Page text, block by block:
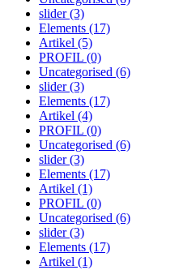
slider(3)
Elements (17)
Artikel (5)
PROFIL (0)
Uncategorised (6)
slider(3)
Elements (17)
Artikel (4)
PROFIL (0)
Uncategorised (6)
slider(3)
Elements (17)
Artikel (1)
PROFIL (0)
Uncategorised (6)
slider(3)
Elements (17)
Artikel (1)